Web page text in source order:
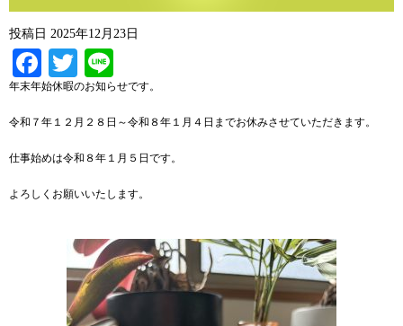
投稿日 2025年12月23日
Facebook
Twitter
年末年始休暇のお知らせです。
令和７年１２月２８日～令和８年１月４日までお休みさせていただきます。
仕事始めは令和８年１月５日です。
よろしくお願いいたします。